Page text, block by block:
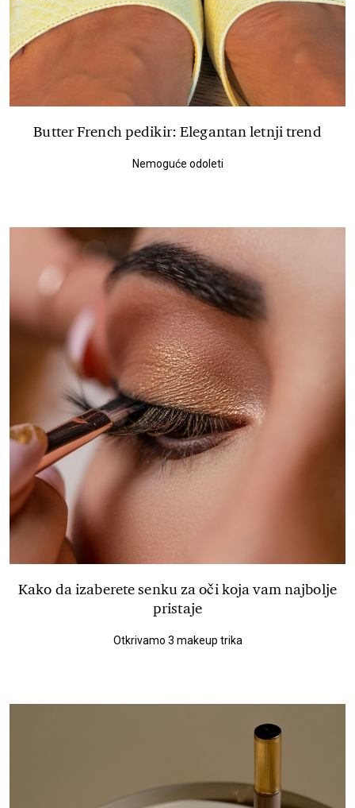
Butter French pedikir: Elegantan letnji trend
Nemoguće odoleti
Kako da izaberete senku za oči koja vam najbolje
pristaje
Otkrivamo 3 makeup trika